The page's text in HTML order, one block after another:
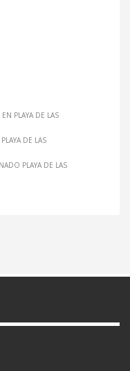
PLAYA DE LAS
DE LAS
PLAYA DE LAS